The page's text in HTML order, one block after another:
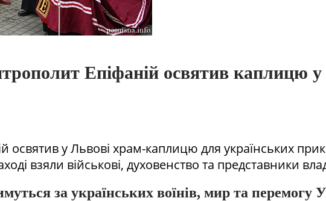
Епіфаній освятив каплицю
у Львові храм-каплицю для українських
взяли військові, духовенство та представники
за українських воїнів, мир та перемогу